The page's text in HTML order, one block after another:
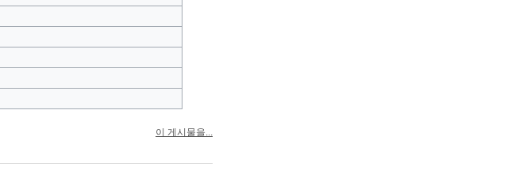
이 게시물을...